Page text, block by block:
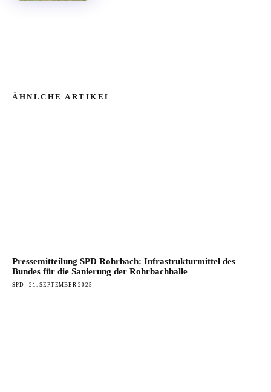
ÄHNLCHE ARTIKEL
Pressemitteilung SPD Rohrbach: Infrastrukturmittel des
Bundes für die Sanierung der Rohrbachhalle
SPD 21. SEPTEMBER 2025